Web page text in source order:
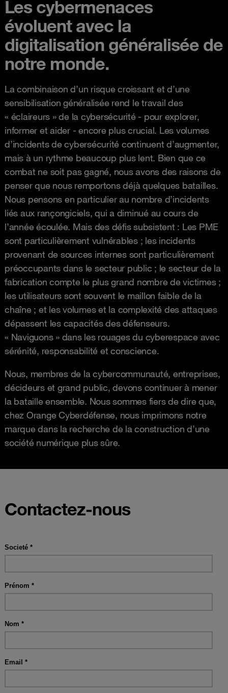
Les cybermenaces
évoluent avec la
digitalisation généralisée de
notre monde.
La combinaison d’un risque croissant et d’une
sensibilisation généralisée rend le travail des
« éclaireurs » de la cybersécurité - pour explorer,
informer et aider - encore plus crucial. Les volumes
d’incidents de cybersécurité continuent d’augmenter,
mais à un rythme beaucoup plus lent. Bien que ce
combat ne soit pas gagné, nous avons des raisons de
penser que nous remportons déjà quelques batailles.
Nous pensons en particulier au nombre d’incidents
liés aux rançongiciels, qui a diminué au cours de
l’année écoulée. Mais des défis subsistent : Les PME
sont particulièrement vulnérables ; les incidents
provenant de sources internes sont particulièrement
préoccupants dans le secteur public ; le secteur de la
fabrication compte le plus grand nombre de victimes ;
les utilisateurs sont souvent le maillon faible de la
chaîne ; et les volumes et la complexité des attaques
dépassent les capacités des défenseurs.
« Naviguons » dans les rouages du cyberespace avec
sérénité, responsabilité et conscience.
Nous, membres de la cybercommunauté, entreprises,
décideurs et grand public, devons continuer à mener
la bataille ensemble. Nous sommes fiers de dire que,
chez Orange Cyberdéfense, nous imprimons notre
marque dans la recherche de la construction d’une
société numérique plus sûre.
Contactez-nous